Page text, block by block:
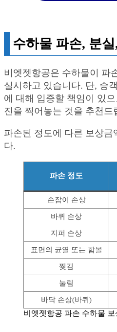
수하물 파손, 분
비엣젯항공은 수하물이 파
실시하고 있습니다. 단, 승
에 대해 입증할 책임이 있
진을 찍어놓는 것을 추천드
파손된 정도에 다른 보상금
다.
파손 정도
손잡이 손상
바퀴 손상
지퍼 손상
표면의 균열 또는 함몰
찢김
눌림
바닥 손상(바퀴)
비엣젯항공 파손 수하물 보